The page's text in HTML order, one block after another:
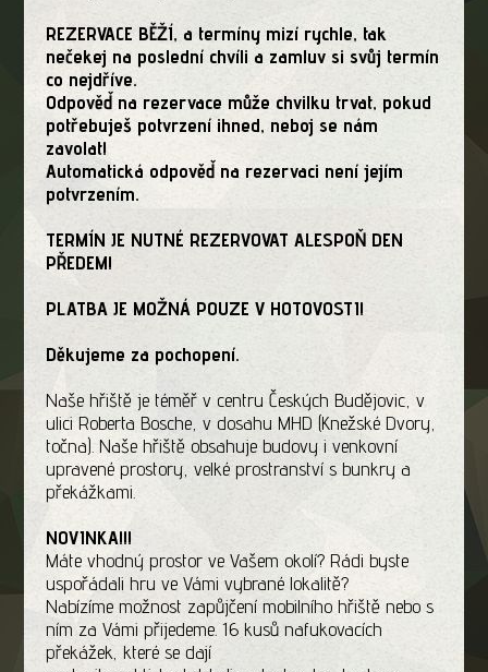
REZERVACE BĚŽÍ, a termíny mizí rychle, tak
nečekej na poslední chvíli a zamluv si svůj termín
co nejdříve.
Odpověď na rezervace může chvilku trvat, pokud
potřebuješ potvrzení ihned, neboj se nám
zavolat!
Automatická odpověď na rezervaci není jejím
potvrzením.
TERMÍN JE NUTNÉ REZERVOVAT ALESPOŇ DEN
PŘEDEM!
PLATBA JE MOŽNÁ POUZE V HOTOVOSTI!
Děkujeme za pochopení.
Naše hřiště je téměř v centru Českých Budějovic, v
ulici Roberta Bosche, v dosahu MHD (Knežské Dvory,
točna). Naše hřiště obsahuje budovy i venkovní
upravené prostory, velké prostranství s bunkry a
překážkami.
NOVINKA!!!
Máte vhodný prostor ve Vašem okolí? Rádi byste
uspořádali hru ve Vámi vybrané lokalitě?
Nabízíme možnost zapůjčení mobilního hřiště nebo s
ním za Vámi přijedeme. 16 kusů nafukovacích
překážek, které se dají